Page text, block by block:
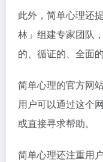
此外，简单心理还
林」组建专家团队
的、循证的、全面
简单心理的官方网
用户可以通过这个
或直接寻求帮助。
简单心理还注重用